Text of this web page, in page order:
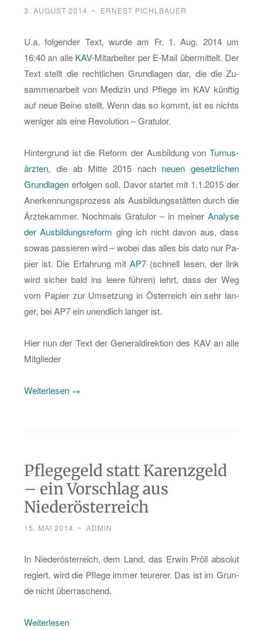
3. AUGUST 2014 ~ ERNEST PICHLBAUER
U.a. fol­gen­der Text, wurde am Fr. 1. Aug. 2014 um
16:40 an alle KAV-Mit­ar­bei­ter per E-Mail über­mit­telt. Der
Text stellt die recht­li­chen Grund­la­gen dar, die die Zu­
sam­men­ar­beit von Me­di­zin und Pfle­ge im KAV künf­tig
auf neue Beine stellt. Wenn das so kommt, ist es nichts
we­ni­ger als eine Re­vo­lu­ti­on – Gra­tu­lor.
Hin­ter­grund ist die Re­form der Aus­bil­dung von Tur­nus­
ärz­ten, die ab Mitte 2015 nach neuen ge­setz­li­chen
Grund­la­gen er­fol­gen soll. Davor star­tet mit 1.1.2015 der
An­er­ken­nungs­pro­zess als Aus­bil­dungs­stät­ten durch die
Ärz­te­kam­mer. Noch­mals Gra­tu­lor – in mei­ner Ana­ly­se
der Aus­bil­dungs­re­form ging ich nicht davon aus, dass
sowas pas­sie­ren wird – wobei das alles bis dato nur Pa­
pier ist. Die Er­fah­rung mitAP7 (schnell lesen, der link
wird si­cher bald ins leere füh­ren) lehrt, dass der Weg
vom Pa­pier zur Um­set­zung in Ös­ter­reich ein sehr lan­
ger, bei AP7 ein un­end­lich lan­ger ist.
Hier nun der Text der Ge­ne­ral­di­rek­ti­on des KAV an alle
Mit­glie­der
Wei­ter­le­sen „Re­
im
KAV:
Zu­
sam­
men­
beit
von
Pfle­
→
Pflegegeld statt Karenzgeld
– ein Vorschlag aus
Niederösterreich
15. MAI 2014 ~ ADMIN
In Nie­der­ös­ter­reich, dem Land, das Erwin Pröll ab­so­lut
re­giert, wird die Pfle­ge immer teu­re­rer. Das ist im Grun­
de nicht über­ra­schend.
Wei­ter­le­sen: